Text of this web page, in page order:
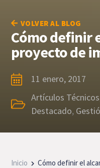
VOLVER AL BLOG
Cómo definir
proyecto de
11 enero, 2017
Artículos Técnicos
Destacado,
Inicio
Cómo definir el